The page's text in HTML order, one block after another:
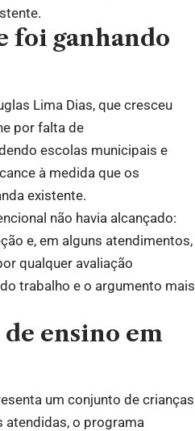
foi ganhando
Lima Dias, que cresceu
por falta de
escolas municipais e
à medida que os
existente.
não havia alcançado:
e, em alguns atendimentos,
qualquer avaliação
trabalho e o argumento mais
ensino em
um conjunto de crianças
atendidas, o programa